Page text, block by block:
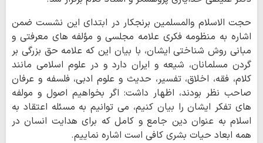
حجت الاسلام والمسلمین برنجکار در ابتدای این نشست ضمن
اشاره به منظومه فکری علامه مجلسی و مؤلفه های معرفتی و
مبانی روش شناختی ایشان، با بیان این که علامه حق بزرگی بر
گردن مسلمانان، شیعه و ایران دارد و در علوم اسلامی مانند
کلام، فقه، اخلاق، تفسیر، حدیث و علوم ادبی، فلسفه و عرفان
صاحب نظر بودند، اظهار داشت: اگر بخواهیم اصول و مولفه
های تفکر ایشان را بیان کنیم، می توانیم به مسئله اعتقاد به
اسلام به عنوان دین جامع و کامل که برای هدایت انسان در
همه ابعاد حیات بشری کافی است اشاره نماییم.